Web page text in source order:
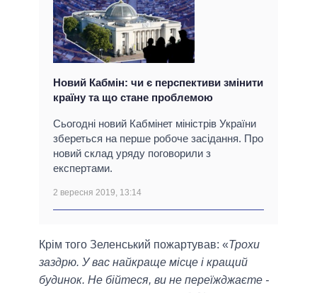
Новий Кабмін: чи є перспективи змінити
країну та що стане проблемою
Сьогодні новий Кабмінет міністрів України
збереться на перше робоче засідання. Про
новий склад уряду поговорили з
експертами.
2 вересня 2019, 13:14
Крім того Зеленський пожартував: «Трохи
заздрю. У вас найкраще місце і кращий
будинок. Не бійтеся, ви не переїжджаєте -